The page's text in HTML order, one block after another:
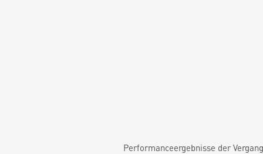
Performanceergebnisse der